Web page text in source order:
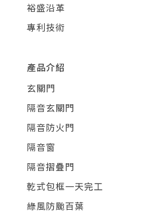
裕盛沿革
專利技術
產品介紹
玄關門
隔音玄關門
隔音防火門
隔音窗
隔音摺疊門
乾式包框一天完工
綠風防颱百葉